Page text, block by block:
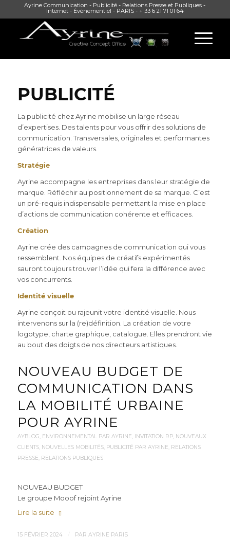
Ayrine Communication - Publicité - Relations Presse et Publiques -
Internet - Évènementiel - PARIS - + 33 6 21 71 01 64
PUBLICITÉ
La publicité chez Ayrine mobilise un large réseau
d’expertises. Des talents pour vous offrir des solutions de
communication. Transversales, originales et performantes
génératrices de valeurs.
Stratégie
Ayrine accompagne les entreprises dans leur stratégie de
marque. Réfléchir au positionnement de sa marque. C’est
un pré-requis indispensable permettant la mise en place
d’actions de communication cohérente et efficaces.
Création
Ayrine crée des campagnes de communication qui vous
ressemblent. Nos équipes de créatifs expérimentés
sauront toujours trouver l’idée qui fera la différence avec
vos concurrents.
Identité visuelle
Ayrine conçoit ou rajeunit votre identité visuelle. Nous
intervenons sur la (re)définition. La création de votre
logotype, charte graphique, catalogue. Elles prendront vie
au bout des doigts de nos directeurs artistiques.
NOUVEAU BUDGET DE
COMMUNICATION DANS
LA MOBILITÉ URBAINE
POUR AYRINE
AYBLOG, ENVIRONNEMENTAL PAR AYRINE, INVITATION RP, NOUVEAUX
CLIENTS, NOUVELLES MOBILITÉS, PUBLICITÉ PAR AYRINE, RELATIONS
PRESSE, RELATIONS PUBLIQUES
NOUVEAU BUDGET
Le groupe Mooof rejoint Ayrine
Lire la suite
15 FÉVRIER 2024 PAR AYRINE PARIS